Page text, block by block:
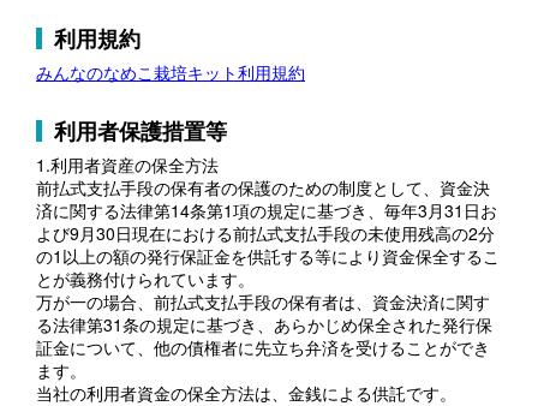
利用規約
みんなのなめこ栽培キット利用規約
利用者保護措置等
1.利用者資産の保全方法
前払式支払手段の保有者の保護のための制度として、資金決
済に関する法律第14条第1項の規定に基づき、毎年3月31日お
よび9月30日現在における前払式支払手段の未使用残高の2分
の1以上の額の発行保証金を供託する等により資金保全するこ
とが義務付けられています。
万が一の場合、前払式支払手段の保有者は、資金決済に関す
る法律第31条の規定に基づき、あらかじめ保全された発行保
証金について、他の債権者に先立ち弁済を受けることができ
ます。
当社の利用者資金の保全方法は、金銭による供託です。